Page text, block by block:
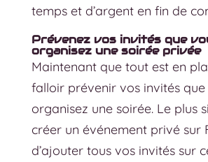
temps et d’argent en fin de
Prévenez vos invités que
organisez une soirée privée
Maintenant que tout est en
falloir prévenir vos invités que
organisez une soirée. Le plus
créer un événement privé sur
d’ajouter tous vos invités sur